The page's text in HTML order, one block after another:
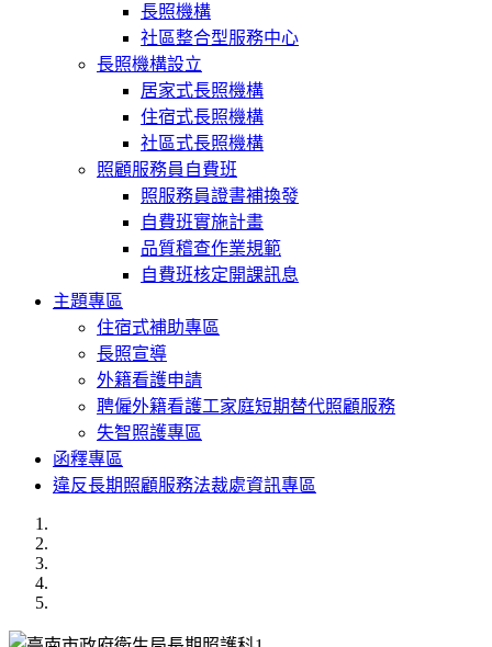
長照機構
社區整合型服務中心
長照機構設立
居家式長照機構
住宿式長照機構
社區式長照機構
照顧服務員自費班
照服務員證書補換發
自費班實施計畫
品質稽查作業規範
自費班核定開課訊息
主題專區
住宿式補助專區
長照宣導
外籍看護申請
聘僱外籍看護工家庭短期替代照顧服務
失智照護專區
函釋專區
違反長期照顧服務法裁處資訊專區